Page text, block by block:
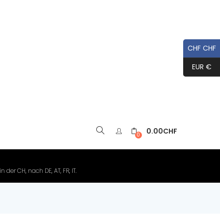
0 0.00CHF
CH, nach DE, AT, FR, IT.
CHF CHF
EUR €